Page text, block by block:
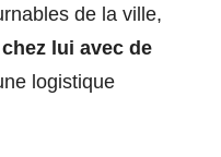
de la ville,
lui avec de
logistique